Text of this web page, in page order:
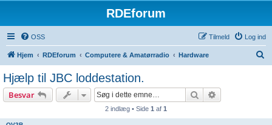
RDEforum
OSS Log ind
Tilmeld
Hjem RDEforum Computere & Amatørradio Hardware
Hjælp til JBC loddestation.
Besvar Søg
2 indlæg • Side 1 af 1